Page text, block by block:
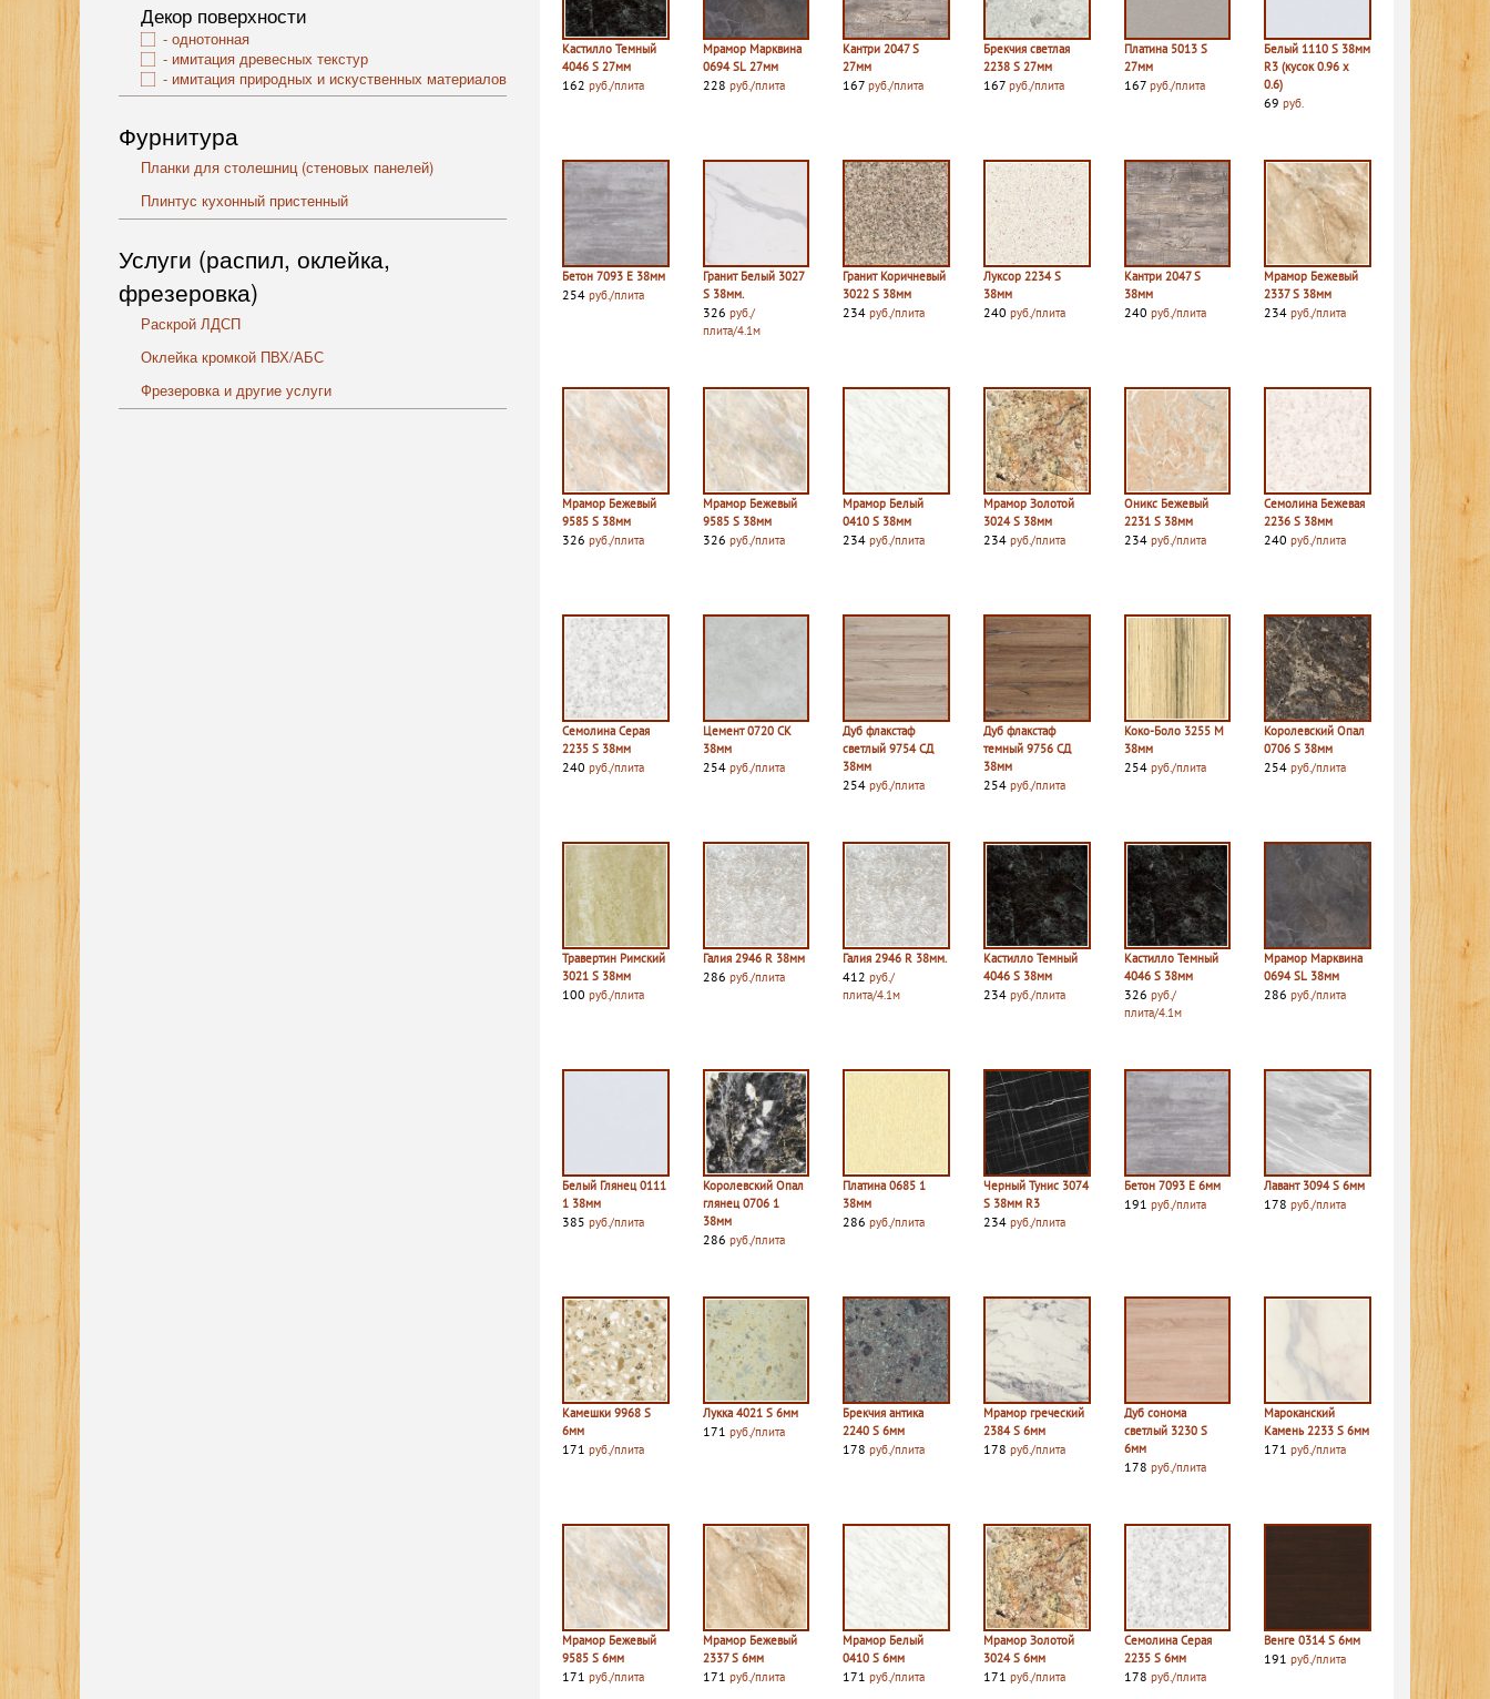
Декор поверхности
однотонная
имитация древесных текстур
имитация природных и искуственных материалов
Фурнитура
Планки для столешниц (стеновых панелей)
Плинтус кухонный пристенный
Услуги (распил, оклейка,
фрезеровка)
Раскрой ЛДСП
Оклейка кромкой ПВХ/АБС
Фрезеровка и другие услуги
Кастилло Темный
4046 S 27мм
162 руб./плита
Мрамор Марквина
0694 SL 27мм
228 руб./плита
Кантри 2047 S
27мм
167руб./плита
Брекчия светлая
2238 S 27мм
167 руб./плита
Платина 5013 S
27мм
167 руб./плита
Белый 1110 S 38мм
R3 (кусок 0.96 х
0.6)
69руб.
Бетон 7093 E 38мм
254 руб./плита
Гранит Белый 3027
S 38мм.
326 руб./
плита/4.1м
Гранит Коричневый
3022 S 38мм
234руб./плита
Луксор 2234 S
38мм
240 руб./плита
Кантри 2047 S
38мм
240 руб./плита
Мрамор Бежевый
2337 S 38мм
234руб./плита
Мрамор Бежевый
9585 S 38мм
326 руб./плита
Мрамор Бежевый
9585 S 38мм
326 руб./плита
Мрамор Белый
0410 S 38мм
234руб./плита
Мрамор Золотой
3024 S 38мм
234 руб./плита
Оникс Бежевый
2231 S 38мм
234 руб./плита
Семолина Бежевая
2236 S 38мм
240руб./плита
Семолина Серая
2235 S 38мм
240 руб./плита
Цемент 0720 СК
38мм
254 руб./плита
Дуб флакстаф
светлый 9754 СД
38мм
254руб./плита
Дуб флакстаф
темный 9756 СД
38мм
254 руб./плита
Коко-Боло 3255 M
38мм
254 руб./плита
Королевский Опал
0706 S 38мм
254руб./плита
Травертин Римский
3021 S 38мм
100 руб./плита
Галия 2946 R 38мм
286 руб./плита
Галия 2946 R 38мм.
412руб./
плита/4.1м
Кастилло Темный
4046 S 38мм
234 руб./плита
Кастилло Темный
4046 S 38мм
326 руб./
плита/4.1м
Мрамор Марквина
0694 SL 38мм
286руб./плита
Белый Глянец 0111
1 38мм
385 руб./плита
Королевский Опал
глянец 0706 1
38мм
286 руб./плита
Платина 0685 1
38мм
286руб./плита
Черный Тунис 3074
S 38мм R3
234 руб./плита
Бетон 7093 E 6мм
191 руб./плита
Лавант 3094 S 6мм
178руб./плита
Камешки 9968 S
6мм
171 руб./плита
Лукка 4021 S 6мм
171 руб./плита
Брекчия антика
2240 S 6мм
178руб./плита
Мрамор греческий
2384 S 6мм
178 руб./плита
Дуб сонома
светлый 3230 S
6мм
178 руб./плита
Мароканский
Камень 2233 S 6мм
171руб./плита
Мрамор Бежевый
9585 S 6мм
171 руб./плита
Мрамор Бежевый
2337 S 6мм
171 руб./плита
Мрамор Белый
0410 S 6мм
171руб./плита
Мрамор Золотой
3024 S 6мм
171 руб./плита
Семолина Серая
2235 S 6мм
178 руб./плита
Венге 0314 S 6мм
191руб./плита